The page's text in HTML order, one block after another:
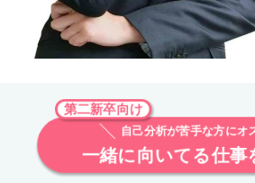
第二新卒向け
自己分析が苦手な方にオ
一緒に向いてる仕事